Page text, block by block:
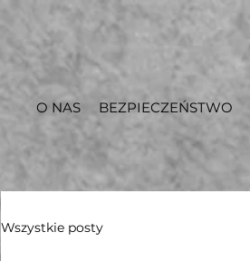
O NAS BEZPIECZEŃSTWO
Wszystkie posty